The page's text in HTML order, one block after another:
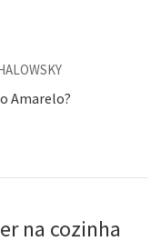
Amarelo?
na cozinha